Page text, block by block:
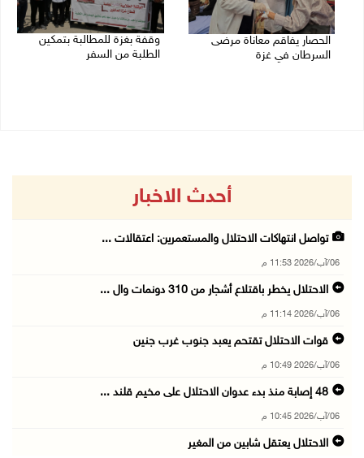
الحصار يفاقم معاناة مرضى
السرطان في غزة
وقفة بغزة للمطالبة بتمكين
الطلبة من السفر
أحدث الاخبار
تواصل انتهاكات الاحتلال والمستعمرين: اعتقالات ...
06/آب/2026 11:53 م
الاحتلال يخطر باقتلاع أشجار من 310 دونمات وال ...
06/آب/2026 11:14 م
قوات الاحتلال تقتحم يعبد جنوب غرب جنين
06/آب/2026 10:49 م
48 إصابة منذ بدء عدوان الاحتلال على مخيم قلند ...
06/آب/2026 10:45 م
الاحتلال يعتقل شابين من المغير